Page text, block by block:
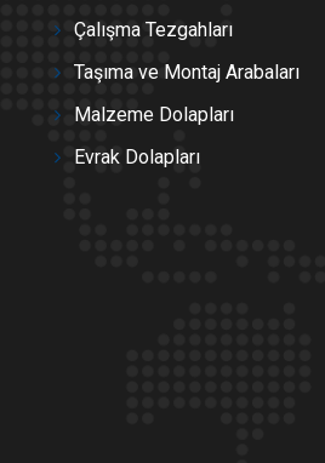
Çalışma Tezgahları
Taşıma ve Montaj Arabaları
Malzeme Dolapları
Evrak Dolapları